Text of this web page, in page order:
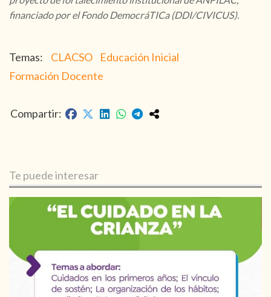
financiado por el Fondo DemocráTICa (DDI/CIVICUS).
CLACSO
Educación Inicial
Formación Docente
Te puede interesar